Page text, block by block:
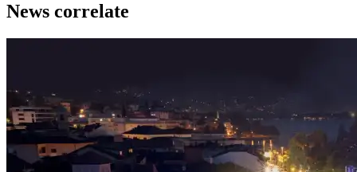
News correlate